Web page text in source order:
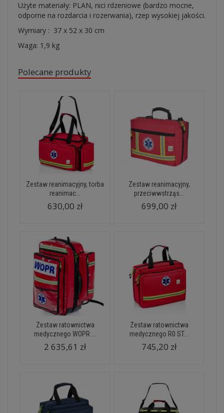
Użyte materiały: PLAN, nici rdzeniowe (bardzo mocne,
odporne na rozdarcia i rozerwania), rzep wysokiej jakości.
Wymiary : 37 x 52 x 30 cm
Waga: 1,9 kg
Polecane produkty
Zestaw reanimacyjny, torba
reanimac...
630,00 zł
Zestaw reanimacyjny,
przeciwwstrząs...
699,00 zł
Zestaw ratownictwa
medycznego WOPR ...
2 635,61 zł
Zestaw ratownictwa
medycznego R0 ST...
745,20 zł